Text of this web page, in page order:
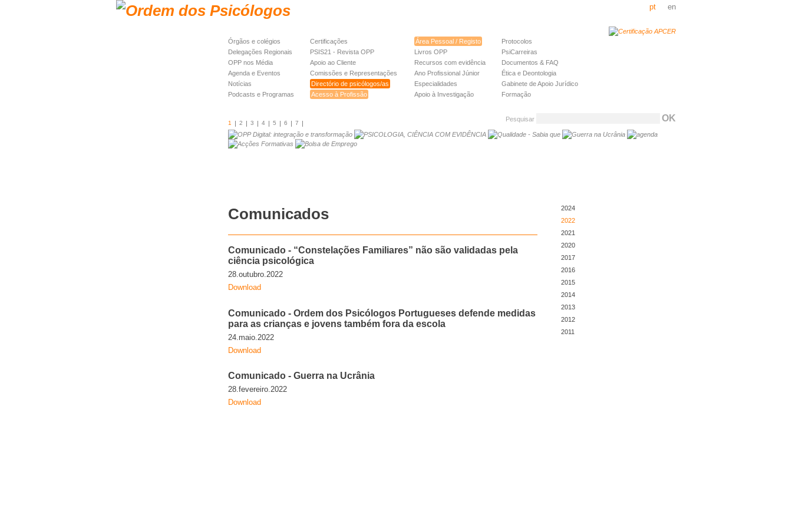
pt en
Órgãos e colégios
Delegações Regionais
OPP nos Média
Agenda e Eventos
Notícias
Podcasts e Programas
Certificações
PSIS21 - Revista OPP
Apoio ao Cliente
Comissões e Representações
Directório de psicólogos/as
Acesso à Profissão
Área Pessoal / Registo
Livros OPP
Recursos com evidência
Ano Profissional Júnior
Especialidades
Apoio à Investigação
Protocolos
PsiCarreiras
Documentos & FAQ
Ética e Deontologia
Gabinete de Apoio Jurídico
Formação
Pesquisar
1 2 3 4 5 6 7
Comunicados
Comunicado - “Constelações Familiares” não são validadas pela
ciência psicológica
28.outubro.2022
Download
Comunicado - Ordem dos Psicólogos Portugueses defende medidas
para as crianças e jovens também fora da escola
24.maio.2022
Download
Comunicado - Guerra na Ucrânia
28.fevereiro.2022
Download
2024
2022
2021
2020
2017
2016
2015
2014
2013
2012
2011